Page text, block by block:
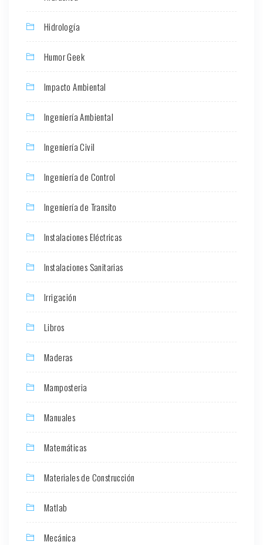
Hidrología
Humor Geek
Impacto Ambiental
Ingeniería Ambiental
Ingeniería Civil
Ingeniería de Control
Ingeniería de Transito
Instalaciones Eléctricas
Instalaciones Sanitarias
Irrigación
Libros
Maderas
Mamposteria
Manuales
Matemáticas
Materiales de Construcción
Matlab
Mecánica